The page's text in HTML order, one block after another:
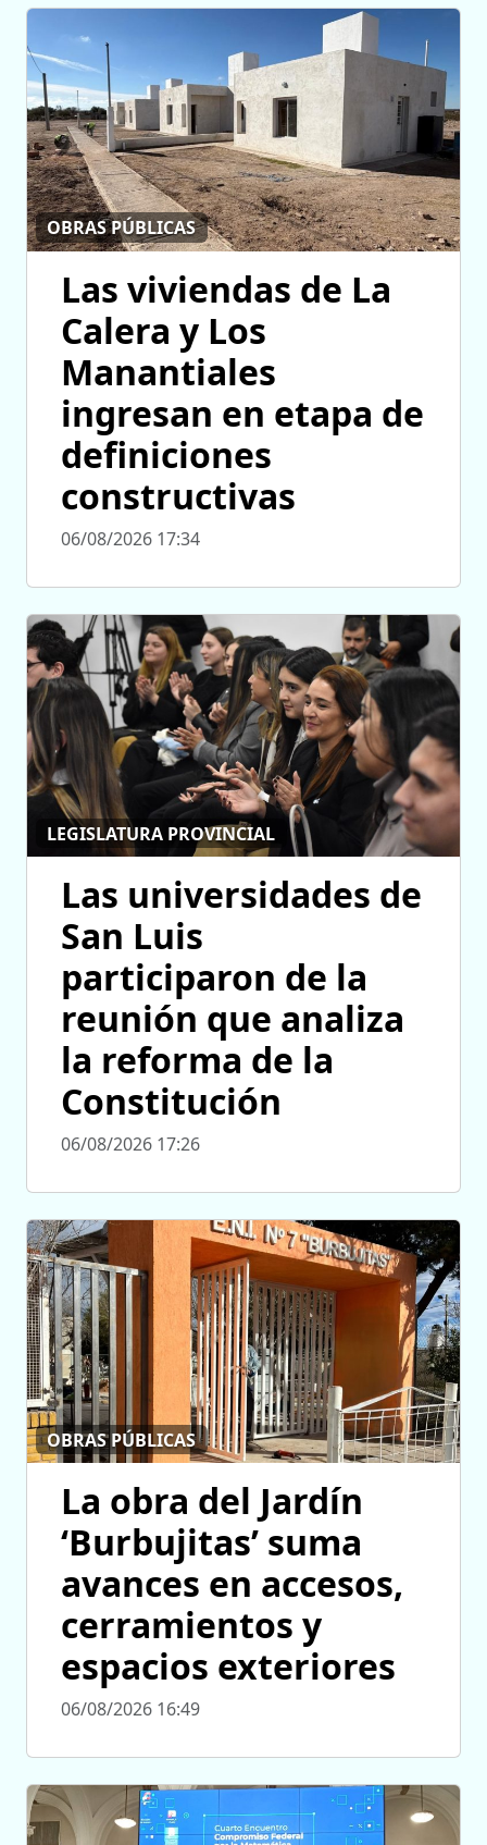
OBRAS PÚBLICAS
Las viviendas de La
Calera y Los
Manantiales
ingresan en etapa de
definiciones
constructivas
06/08/2026 17:34
LEGISLATURA PROVINCIAL
Las universidades de
San Luis
participaron de la
reunión que analiza
la reforma de la
Constitución
06/08/2026 17:26
OBRAS PÚBLICAS
La obra del Jardín
‘Burbujitas’ suma
avances en accesos,
cerramientos y
espacios exteriores
06/08/2026 16:49